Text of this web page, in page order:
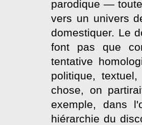
parodique —
vers un univers
domestiquer. Le
font pas que
tentative
politique,
chose, on
exemple, dans
hiérarchie du